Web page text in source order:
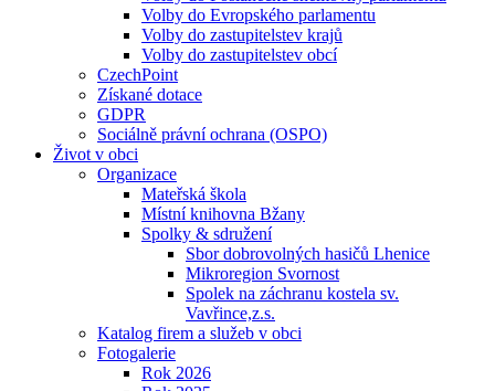
Volby do Evropského parlamentu
Volby do zastupitelstev krajů
Volby do zastupitelstev obcí
CzechPoint
Získané dotace
GDPR
Sociálně právní ochrana (OSPO)
Život v obci
Organizace
Mateřská škola
Místní knihovna Bžany
Spolky & sdružení
Sbor dobrovolných hasičů Lhenice
Mikroregion Svornost
Spolek na záchranu kostela sv.
Vavřince,z.s.
Katalog firem a služeb v obci
Fotogalerie
Rok 2026